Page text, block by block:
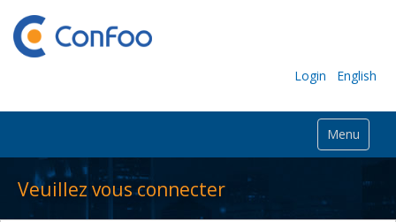
Login English
Menu
Veuillez vous connecter